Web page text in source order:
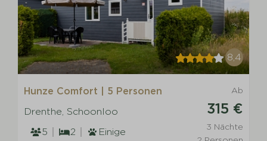
8,4
Ab
315 €
3 Nächte
Hunze Comfort | 5 Personen
Drenthe, Schoonloo
5
2
Einige